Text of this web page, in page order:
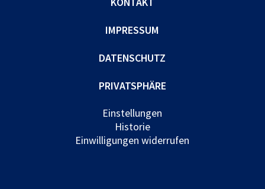
IMPRESSUM
DATENSCHUTZ
PRIVATSPHÄRE
Einstellungen
Historie
Einwilligungen widerrufen